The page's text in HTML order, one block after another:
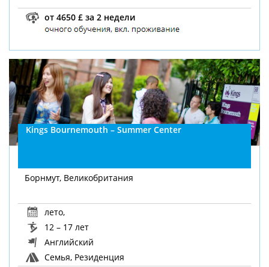
от 4650 £ за 2 недели
Kings Bournemouth – Summer Center
Борнмут, Великобритания
лето,
12 – 17 лет
Английский
Семья, Резиденция